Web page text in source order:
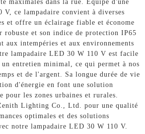
maximales dans la rue. Équipé d'une
V, ce lampadaire convient à diverses
et offre un éclairage fiable et économe
robuste et son indice de protection IP65
aux intempéries et aux environnements
lampadaire LED 30 W 110 V est facile
entretien minimal, ce qui permet à nos
et de l'argent. Sa longue durée de vie
d'énergie en font une solution
pour les zones urbaines et rurales.
Lighting Co., Ltd. pour une qualité
optimales et des solutions
notre lampadaire LED 30 W 110 V.